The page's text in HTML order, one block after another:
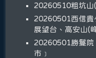
20260510粗坑山
20260501西信貴
展望台、高安山(
20260501勝鬘院
市﹞